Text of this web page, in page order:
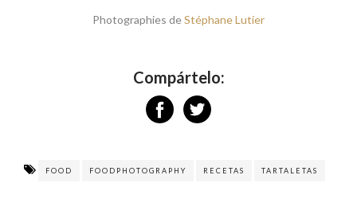
Photographies deStéphane Lutier
Compártelo:
FOOD FOODPHOTOGRAPHY RECETAS TARTALETAS